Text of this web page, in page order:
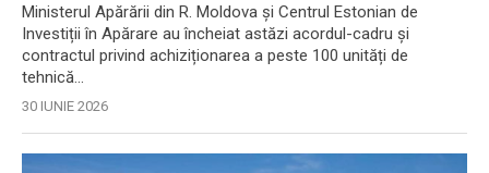
Ministerul Apărării din R. Moldova și Centrul Estonian de
Investiții în Apărare au încheiat astăzi acordul-cadru și
contractul privind achiziționarea a peste 100 unități de
tehnică...
30 IUNIE 2026